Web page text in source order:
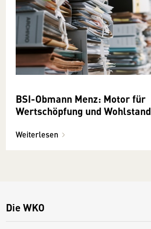
BSI-Obmann Menz: Motor für
Wertschöpfung und Wohlstand
Weiterlesen
Die WKO